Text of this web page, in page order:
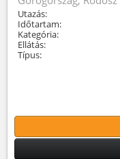
Utazás:
Időtartam:
Kategória:
Ellátás:
Típus: